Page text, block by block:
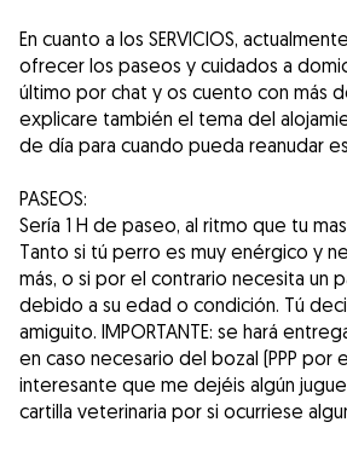
En cuanto a los SERVICIOS,
ofrecer los paseos y cuidados a
último por chat y os cuento con más
explicare también el tema del
de día para cuando pueda reanudar
PASEOS:
Sería 1 H de paseo, al ritmo que tu
Tanto si tú perro es muy enérgico y
más, o si por el contrario necesita un
debido a su edad o condición. Tú
amiguito. IMPORTANTE: se hará
en caso necesario del bozal (PPP por
interesante que me dejéis algún
cartilla veterinaria por si ocurriese